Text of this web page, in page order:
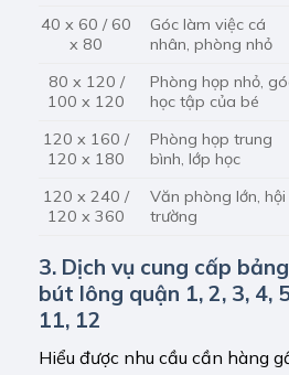
40 x 60 / 60
x 80
Góc làm việc cá
nhân, phòng nhỏ
80 x 120 /
100 x 120
Phòng họp nhỏ,
học tập của bé
120 x 160 /
120 x 180
Phòng họp trung
bình, lớp học
120 x 240 /
120 x 360
Văn phòng lớn, hội
trường
3. Dịch vụ cung cấp
bút lông quận 1, 2, 3, 4,
11, 12
Hiểu được nhu cầu cần hàng